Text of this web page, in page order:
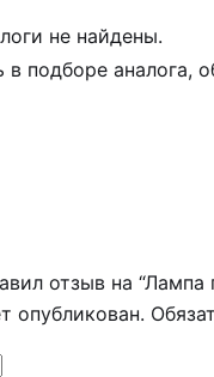
не найдены.
подборе аналога,
отзыв на
опубликован.